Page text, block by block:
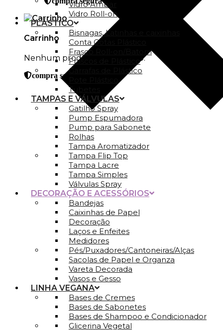
Carrinho
Nenhum produto no carrinho.
compra segura
Vidro Ambar
Vidro Roll-on
PLÁSTICO
Bisnagas, Latinhas e caixinhas
Conta Gotas Plástico
Frasco Roll-on/Batom
Frascos de Plástico
Garrafas de Plástico
Tubetes
TAMPAS E VÁLVULAS
Gatilho Spray
Pump Espumadora
Pump para Sabonete
Rolhas
Tampa Aromatizador
Tampa Flip Top
Tampa Lacre
Tampa Simples
Válvulas Spray
DECORAÇÃO E ACESSÓRIOS
Bandejas
Caixinhas de Papel
Decoração
Laços e Enfeites
Medidores
Pés/Puxadores/Cantoneiras/Alças
Sacolas de Papel e Organza
Vareta Decorada
Vasos e Gesso
LINHA VEGANA
Bases de Cremes
Bases de Sabonetes
Bases de Shampoo e Condicionador
Glicerina Vegetal